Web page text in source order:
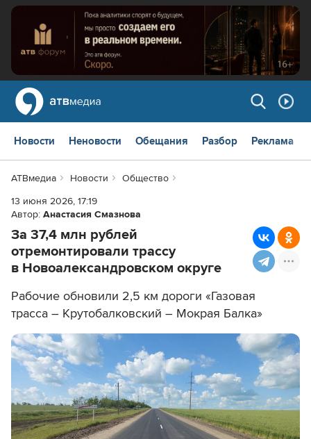
Новости Неновости Обещания Разбор Реклама
АТВмедиа Новости
Общество
13 июня 2026, 17:19
Автор: Анастасия Смазнова
За 37,4 млн рублей
отремонтировали трассу
в Новоалександровском округе
Рабочие обновили 2,5 км дороги «Газовая
трасса – Крутобалковский – Мокрая Балка»